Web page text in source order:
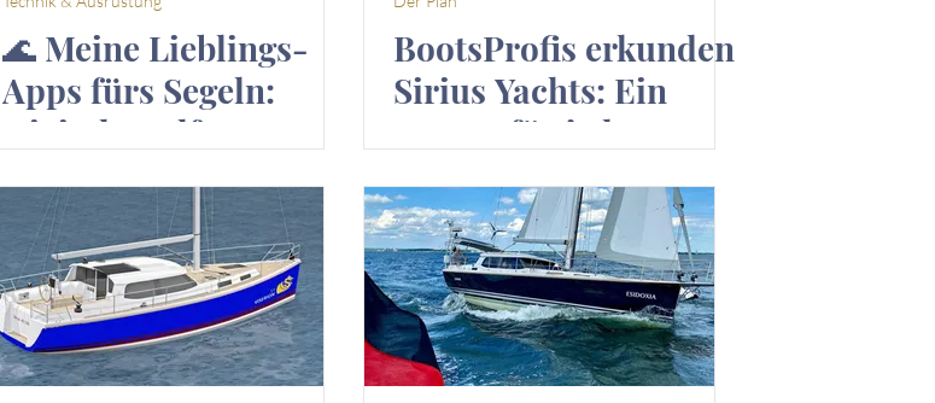
🌊 Meine Lieblings-
Apps fürs Segeln:
Digitale Helfer an
Bord der SY Viserion
BootsProfis erkunden
Sirius Yachts: Ein
Traum für jeden
Segler!